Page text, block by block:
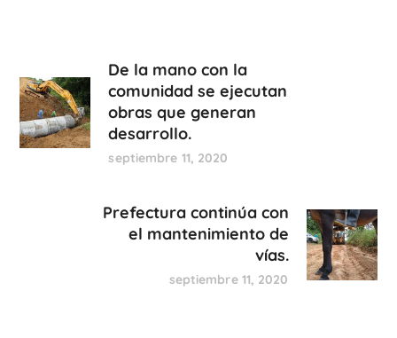
De la mano con la
comunidad se ejecutan
obras que generan
desarrollo.
septiembre 11, 2020
Prefectura continúa con
el mantenimiento de
vías.
septiembre 11, 2020